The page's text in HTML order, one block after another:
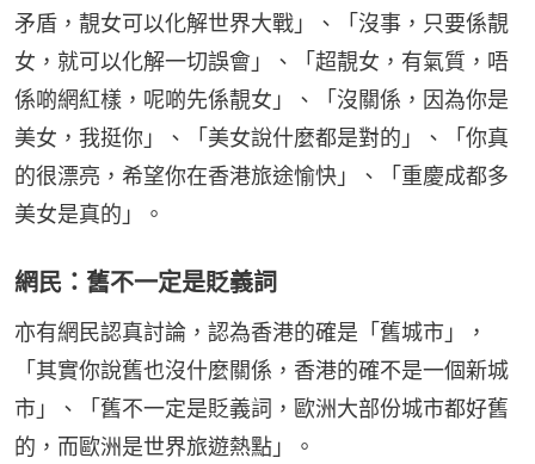
矛盾，靚女可以化解世界大戰」、「沒事，只要係靚
女，就可以化解一切誤會」、「超靚女，有氣質，唔
係啲網紅樣，呢啲先係靚女」、「沒關係，因為你是
美女，我挺你」、「美女說什麼都是對的」、「你真
的很漂亮，希望你在香港旅途愉快」、「重慶成都多
美女是真的」。
網民：舊不一定是貶義詞
亦有網民認真討論，認為香港的確是「舊城市」，
「其實你說舊也沒什麼關係，香港的確不是一個新城
市」、「舊不一定是貶義詞，歐洲大部份城市都好舊
的，而歐洲是世界旅遊熱點」。